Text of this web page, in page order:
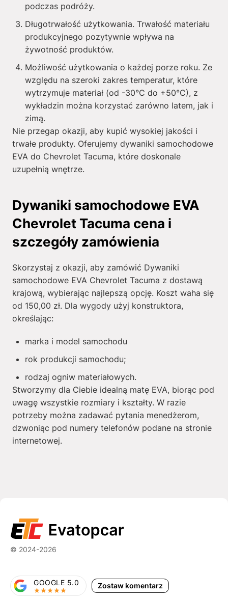
podczas podróży.
Długotrwałość użytkowania. Trwałość materiału
produkcyjnego pozytywnie wpływa na
żywotność produktów.
Możliwość użytkowania o każdej porze roku. Ze
względu na szeroki zakres temperatur, które
wytrzymuje materiał (od -30°C do +50°C), z
wykładzin można korzystać zarówno latem, jak i
zimą.
Nie przegap okazji, aby kupić wysokiej jakości i
trwałe produkty. Oferujemy dywaniki samochodowe
EVA do Chevrolet Tacuma, które doskonale
uzupełnią wnętrze.
Dywaniki samochodowe EVA
Chevrolet Tacuma cena i
szczegóły zamówienia
Skorzystaj z okazji, aby zamówić Dywaniki
samochodowe EVA Chevrolet Tacuma z dostawą
krajową, wybierając najlepszą opcję. Koszt waha się
od 150,00 zł. Dla wygody użyj konstruktora,
określając:
marka i model samochodu
rok produkcji samochodu;
rodzaj ogniw materiałowych.
Stworzymy dla Ciebie idealną matę EVA, biorąc pod
uwagę wszystkie rozmiary i kształty. W razie
potrzeby można zadawać pytania menedżerom,
dzwoniąc pod numery telefonów podane na stronie
internetowej.
© 2024-2026
Zostaw komentarz
GOOGLE 5.0